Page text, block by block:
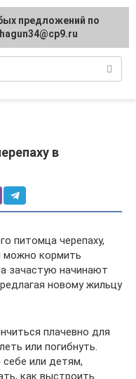
в
питомца черепаху,
можно кормить
зачастую начинают
новому жильцу
плачевно для
или погибнуть.
или детям,
как выстроить
предложений по